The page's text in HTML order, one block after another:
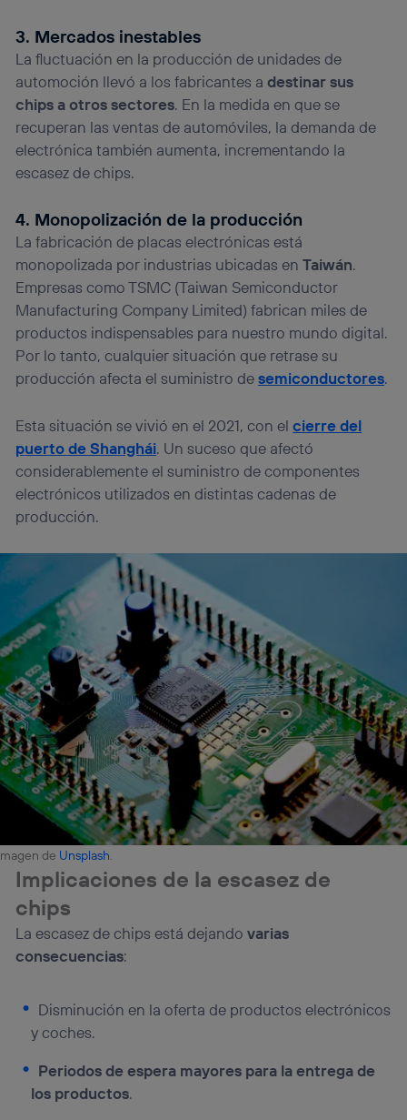
3. Mercados inestables
La fluctuación en la producción de unidades de
automoción llevó a los fabricantes adestinar sus
chips a otros sectores. En la medida en que se
recuperan las ventas de automóviles, la demanda de
electrónica también aumenta, incrementando la
escasez de chips.
4. Monopolización de la producción
La fabricación de placas electrónicas está
monopolizada por industrias ubicadas enTaiwán.
Empresas como TSMC (Taiwan Semiconductor
Manufacturing Company Limited) fabrican miles de
productos indispensables para nuestro mundo digital.
Por lo tanto, cualquier situación que retrase su
producción afecta el suministro desemiconductores.
Esta situación se vivió en el 2021, con elcierre del
puerto de Shanghái. Un suceso que afectó
considerablemente el suministro de componentes
electrónicos utilizados en distintas cadenas de
producción.
de Unsplash.
Implicaciones de la escasez de
chips
La escasez de chips está dejandovarias
consecuencias:
Disminución en la oferta de productos electrónicos
y coches.
Periodos de espera mayores para la entrega de
los productos.